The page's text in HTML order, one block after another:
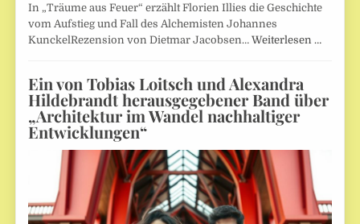
In „Träume aus Feuer“ erzählt Florien Illies die Geschichte
vom Aufstieg und Fall des Alchemisten Johannes
KunckelRezension von Dietmar Jacobsen…Weiterlesen …
Ein von Tobias Loitsch und Alexandra
Hildebrandt herausgegebener Band über
„Architektur im Wandel nachhaltiger
Entwicklungen“